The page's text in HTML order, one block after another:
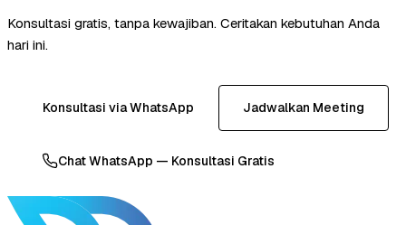
Konsultasi gratis, tanpa kewajiban. Ceritakan kebutuhan Anda
hari ini.
Konsultasi via WhatsApp Jadwalkan Meeting
Chat WhatsApp — Konsultasi Gratis